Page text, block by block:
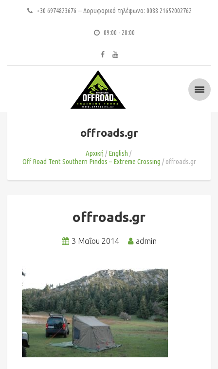
+30 6974823676 -- Δορυφορικό τηλέφωνο: 0088 21652002762
09:00 - 20:00
offroads.gr
Αρχική
English
Off Road Tent Southern Pindos – Extreme Crossing
offroads.gr
offroads.gr
3 Μαΐου 2014 admin